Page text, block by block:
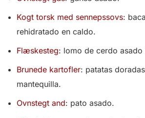
Kogt torsk med sennepssovs:
rehidratado en caldo.
Flæskesteg: lomo de cerdo asado
Brunede kartofler: patatas
mantequilla.
Ovnstegt and: pato asado.